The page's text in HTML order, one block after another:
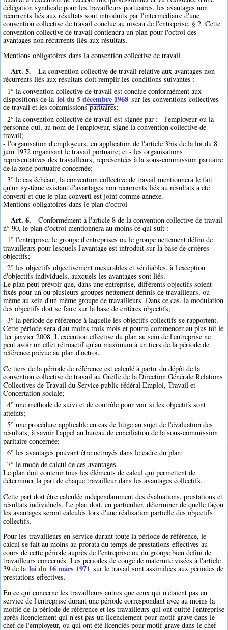
délégation syndicale pour les travailleurs portuaires, les avantages non
récurrents liés aux résultats sont introduits par l'intermédiaire d'une
convention collective de travail conclue au niveau de l'entreprise. § 2. Cette
convention collective de travail contiendra un plan pour l'octroi des
avantages non récurrents liés aux résultats.
Mentions obligatoires dans la convention collective de travail
Art. 5.
La convention collective de travail relative aux avantages non
récurrents liés aux résultats doit remplir les conditions suivantes :
1° la convention collective de travail est conclue conformément aux
dispositions de la loi du 5 décembre 1968 sur les conventions collectives
de travail et les commissions paritaires;
2° la convention collective de travail est signée par : - l'employeur ou la
personne qui, au nom de l'employeur, signe la convention collective de
travail;
- l'organisation d'employeurs, en application de l'article 3bis de la loi du 8
juin 1972 organisant le travail portuaire; et - les organisations
représentatives des travailleurs, représentées à la sous-commission paritaire
de la zone portuaire concernée;
3° le cas échéant, la convention collective de travail mentionnera le fait
qu'un système existant d'avantages non récurrents liés au résultats a été
converti et que le plan converti est joint comme annexe.
Mentions obligatoires dans le plan d'octroi
Art. 6.
Conformément à l'article 8 de la convention collective de travail
n° 90, le plan d'octroi mentionnera au moins ce qui suit :
1° l'entreprise, le groupe d'entreprises ou le groupe nettement défini de
travailleurs pour lesquels l'avantage est introduit sur la base de critères
objectifs;
2° les objectifs objectivement mesurables et vérifiables, à l'exception
d'objectifs individuels, auxquels les avantages sont liés.
Le plan peut prévoir que, dans une entreprise, différents objectifs soient
fixés pour un ou plusieurs groupes nettement définis de travailleurs, ou
même au sein d'un même groupe de travailleurs. Dans ce cas, la modulation
des objectifs doit se faire sur la base de critères objectifs;
3° la période de référence à laquelle les objectifs collectifs se rapportent.
Cette période sera d'au moins trois mois et pourra commencer au plus tôt le
1er janvier 2008. L'exécution effective du plan au sein de l'entreprise ne
peut avoir un effet rétroactif qu'au maximum à un tiers de la période de
référence prévue au plan d'octroi.
Ce tiers de la période de référence est calculé à partir du dépôt de la
convention collective de travail au Greffe de la Direction Générale Relations
Collectives de Travail du Service public fédéral Emploi, Travail et
Concertation sociale;
4° une méthode de suivi et de contrôle pour voir si les objectifs sont
atteints;
5° une procédure applicable en cas de litige au sujet de l'évaluation des
résultats, à savoir l'appel au bureau de conciliation de la sous-commission
paritaire concernée;
6° les avantages pouvant être octroyés dans le cadre du plan;
7° le mode de calcul de ces avantages.
Le plan doit contenir tous les éléments de calcul qui permettent de
déterminer la part de chaque travailleur dans les avantages collectifs.
Cette part doit être calculée indépendamment des évaluations, prestations et
résultats individuels. Le plan doit, en particulier, déterminer de quelle façon
les avantages seront calculés lors d'une réalisation partielle des objectifs
collectifs.
Pour les travailleurs en service durant toute la période de référence, le
calcul se fait au moins au prorata du temps de prestations effectives au
cours de cette période auprès de l'entreprise ou du groupe bien défini de
travailleurs concernés. Les périodes de congé de maternité visées à l'article
39 de la loi du 16 mars 1971 sur le travail sont assimilées aux périodes de
prestations effectives.
En ce qui concerne les travailleurs autres que ceux qui n'étaient pas en
service de l'entreprise durant une période correspondant avec au moins la
moitié de la période de référence et les travailleurs qui ont quitté l'entreprise
après licenciement qui n'est pas un licenciement pour motif grave dans le
chef de l'employeur, ou qui ont été licenciés pour motif grave dans le chef